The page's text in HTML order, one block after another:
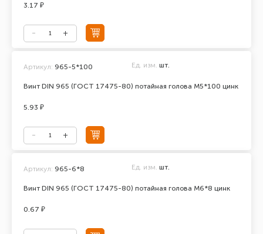
3.17 ₽
Винт DIN 965 (ГОСТ 17475-80) потайная голова М5*100 цинк
Артикул: 965-5*100 Ед. изм. шт.
5.93 ₽
Винт DIN 965 (ГОСТ 17475-80) потайная голова М6*8 цинк
Артикул: 965-6*8 Ед. изм. шт.
0.67 ₽